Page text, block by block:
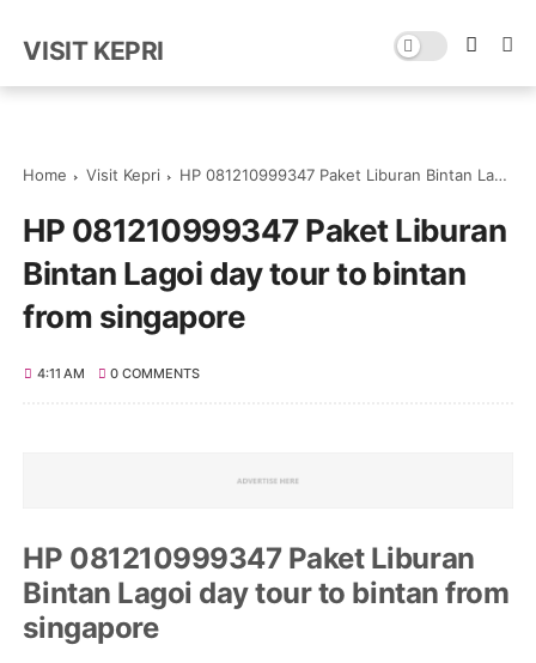
VISIT KEPRI
Home Visit Kepri HP 081210999347 Paket Liburan Bintan Lagoi day tour to bintan from singapore
HP 081210999347 Paket Liburan
Bintan Lagoi day tour to bintan
from singapore
4:11 AM 0 COMMENTS
HP 081210999347 Paket Liburan
Bintan Lagoi day tour to bintan from
singapore